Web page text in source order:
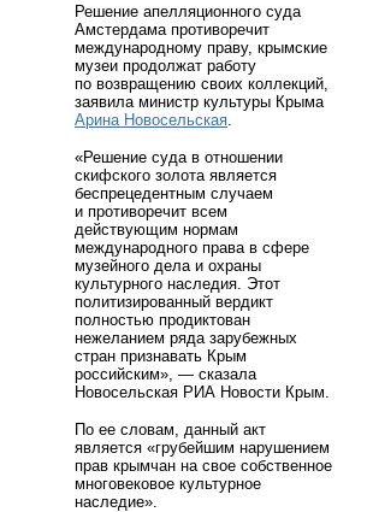
Решение апелляционного суда
Амстердама противоречит
международному праву, крымские
музеи продолжат работу
по возвращению своих коллекций,
заявила министр культуры Крыма
Арина Новосельская
«Решение суда в отношении
скифского золота является
беспрецедентным случаем
и противоречит всем
действующим нормам
международного права в сфере
музейного дела и охраны
культурного наследия. Этот
политизированный вердикт
полностью продиктован
нежеланием ряда зарубежных
стран признавать Крым
российским», — сказала
Новосельская РИА Новости Крым.
По ее словам, данный акт
является «грубейшим нарушением
прав крымчан на свое собственное
многовековое культурное
наследие».